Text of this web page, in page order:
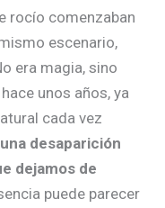
rocío comenzaban
escenario,
era magia, sino
unos años, ya
cada vez
desaparición
dejamos de
puede parecer